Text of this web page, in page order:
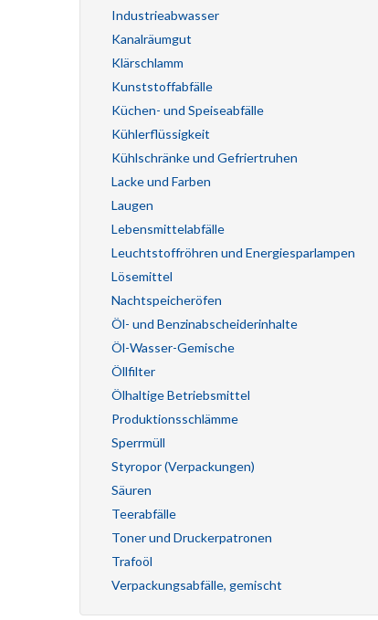
Industrieabwasser
Kanalräumgut
Klärschlamm
Kunststoffabfälle
Küchen- und Speiseabfälle
Kühlerflüssigkeit
Kühlschränke und Gefriertruhen
Lacke und Farben
Laugen
Lebensmittelabfälle
Leuchtstoffröhren und Energiesparlampen
Lösemittel
Nachtspeicheröfen
Öl- und Benzinabscheiderinhalte
Öl-Wasser-Gemische
Öllfilter
Ölhaltige Betriebsmittel
Produktionsschlämme
Sperrmüll
Styropor (Verpackungen)
Säuren
Teerabfälle
Toner und Druckerpatronen
Trafoöl
Verpackungsabfälle, gemischt